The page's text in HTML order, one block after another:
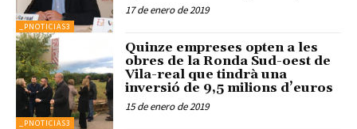
_PNOTICIAS3
17 de enero de 2019
_PNOTICIAS3
Quinze empreses opten a les
obres de la Ronda Sud-oest de
Vila-real que tindrà una
inversió de 9,5 milions d’euros
15 de enero de 2019